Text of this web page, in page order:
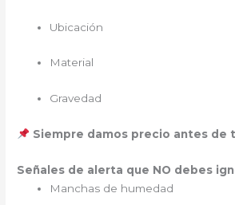
Ubicación
Material
Gravedad
Siempre damos precio antes de
Señales de alerta que NO debes
Manchas de humedad